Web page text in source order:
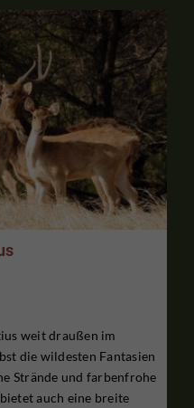
weit draußen im
die wildesten Fantasien
Strände und farbenfrohe
auch eine breite